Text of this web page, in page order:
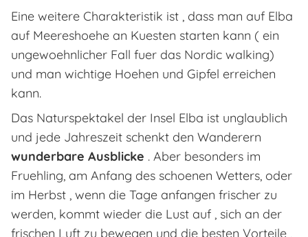
Eine weitere Charakteristik ist , dass man auf Elba
auf Meereshoehe an Kuesten starten kann ( ein
ungewoehnlicher Fall fuer das Nordic walking)
und man wichtige Hoehen und Gipfel erreichen
kann.
Das Naturspektakel der Insel Elba ist unglaublich
und jede Jahreszeit schenkt den Wanderern
wunderbare Ausblicke . Aber besonders im
Fruehling, am Anfang des schoenen Wetters, oder
im Herbst , wenn die Tage anfangen frischer zu
werden, kommt wieder die Lust auf , sich an der
frischen Luft zu bewegen und die besten Vorteile ,